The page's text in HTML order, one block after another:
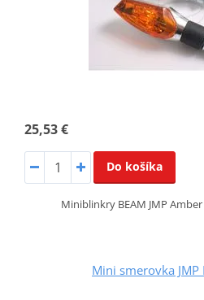
25,53 €
Do košíka
Miniblinkry BEAM JMP
Mini smerovka JMP